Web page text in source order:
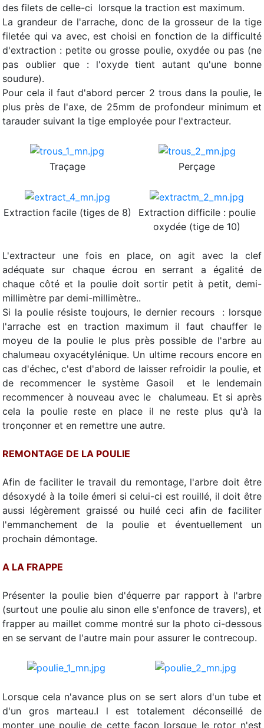
des filets de celle-ci lorsque la traction est maximum.
La grandeur de l'arrache, donc de la grosseur de la tige
filetée qui va avec, est choisi en fonction de la difficulté
d'extraction : petite ou grosse poulie, oxydée ou pas (ne
pas oublier que : l'oxyde tient autant qu'une bonne
soudure).
Pour cela il faut d'abord percer 2 trous dans la poulie, le
plus près de l'axe, de 25mm de profondeur minimum et
tarauder suivant la tige employée pour l'extracteur.
Traçage Perçage
Extraction facile (tiges de 8)
Extraction difficile : poulie
oxydée (tige de 10)
L'extracteur une fois en place, on agit avec la clef
adéquate sur chaque écrou en serrant a égalité de
chaque côté et la poulie doit sortir petit à petit, demi-
millimètre par demi-millimètre..
Si la poulie résiste toujours, le dernier recours : lorsque
l'arrache est en traction maximum il faut chauffer le
moyeu de la poulie le plus près possible de l'arbre au
chalumeau oxyacétylénique. Un ultime recours encore en
cas d'échec, c'est d'abord de laisser refroidir la poulie, et
de recommencer le système Gasoil et le lendemain
recommencer à nouveau avec le chalumeau. Et si après
cela la poulie reste en place il ne reste plus qu'à la
tronçonner et en remettre une autre.
REMONTAGE DE LA POULIE
Afin de faciliter le travail du remontage, l'arbre doit être
désoxydé à la toile émeri si celui-ci est rouillé, il doit être
aussi légèrement graissé ou huilé ceci afin de faciliter
l'emmanchement de la poulie et éventuellement un
prochain démontage.
A LA FRAPPE
Présenter la poulie bien d'équerre par rapport à l'arbre
(surtout une poulie alu sinon elle s'enfonce de travers), et
frapper au maillet comme montré sur la photo ci-dessous
en se servant de l'autre main pour assurer le contrecoup.
Lorsque cela n'avance plus on se sert alors d'un tube et
d'un gros marteau.I l est totalement déconseillé de
monter une poulie de cette façon lorsque le rotor n'est